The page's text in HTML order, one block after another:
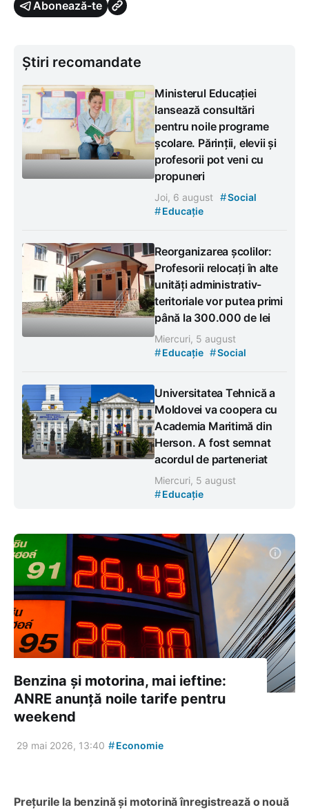
Abonează-te
Știri recomandate
Ministerul Educației
lansează consultări
pentru noile programe
școlare. Părinții, elevii și
profesorii pot veni cu
propuneri
Joi, 6 august #Social
#Educație
Reorganizarea școlilor:
Profesorii relocați în alte
unități administrativ-
teritoriale vor putea primi
până la 300.000 de lei
Miercuri, 5 august
#Educație #Social
Universitatea Tehnică a
Moldovei va coopera cu
Academia Maritimă din
Herson. A fost semnat
acordul de parteneriat
Miercuri, 5 august
#Educație
Benzina și motorina, mai ieftine:
ANRE anunță noile tarife pentru
weekend
29 mai 2026, 13:40 #Economie
Prețurile la benzină și motorină înregistrează o nouă